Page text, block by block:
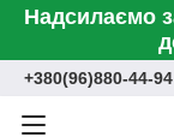
Надсилаємо
+380(96)880-44-